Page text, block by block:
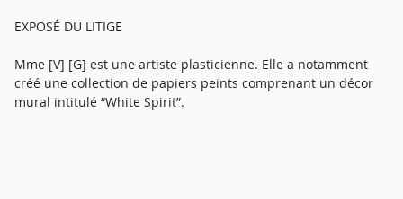
EXPOSÉ DU LITIGE
Mme [V] [G] est une artiste plasticienne. Elle a notamment
créé une collection de papiers peints comprenant un décor
mural intitulé “White Spirit”.